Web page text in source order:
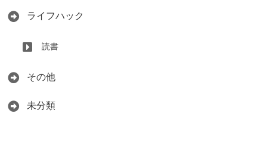
ライフハック
読書
その他
未分類